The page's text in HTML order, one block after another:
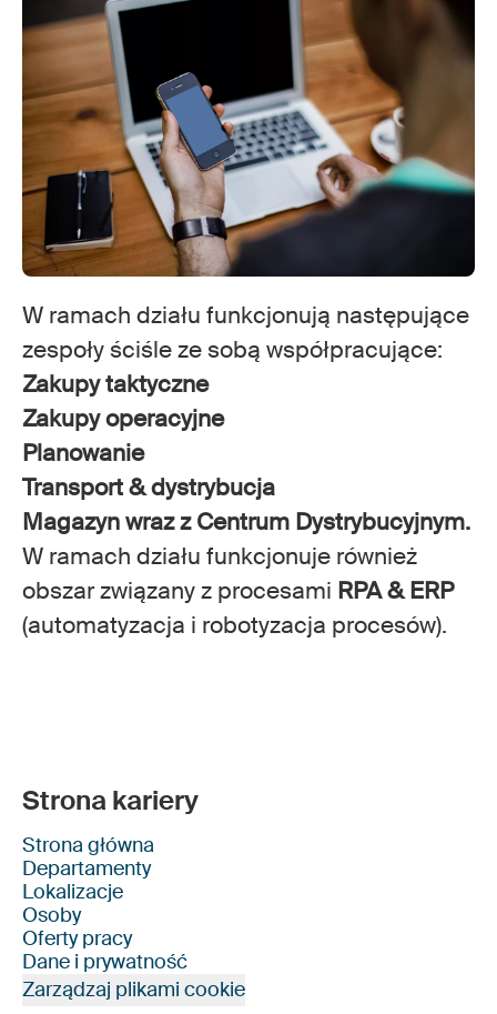
W ramach działu funkcjonują następujące
zespoły ściśle ze sobą współpracujące:
Zakupy taktyczne
Zakupy operacyjne
Planowanie
Transport & dystrybucja
Magazyn wraz z Centrum Dystrybucyjnym.
W ramach działu funkcjonuje również
obszar związany z procesami RPA & ERP
(automatyzacja i robotyzacja procesów).
Strona kariery
Strona główna
Departamenty
Lokalizacje
Osoby
Oferty pracy
Dane i prywatność
Zarządzaj plikami cookie